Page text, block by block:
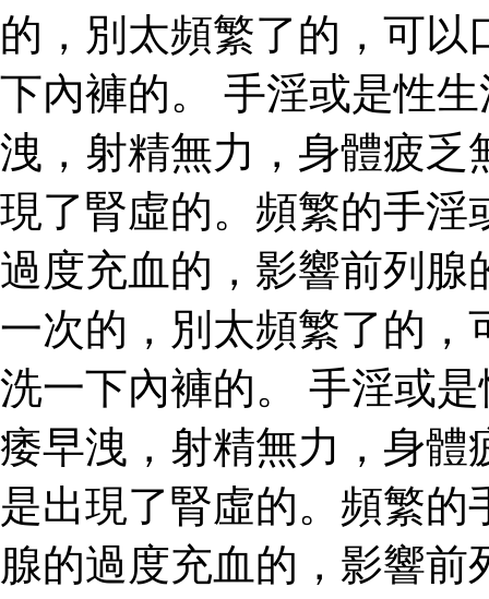
的，別太頻繁了的，可
下內褲的。 手淫或是性
洩，射精無力，身體疲乏
現了腎虛的。頻繁的手淫
過度充血的，影響前列腺
一次的，別太頻繁了的，
洗一下內褲的。 手淫或
痿早洩，射精無力，身體
是出現了腎虛的。頻繁
腺的過度充血的，影響